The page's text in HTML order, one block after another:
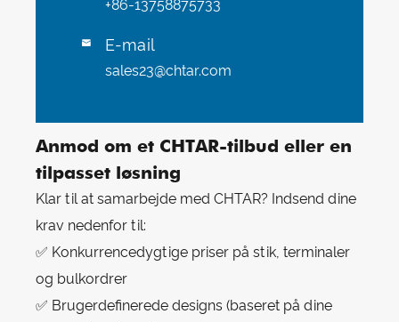
+86-13758875733
 E-mail
sales23@chtar.com
Anmod om et CHTAR-tilbud eller en
tilpasset løsning
Klar til at samarbejde med CHTAR? Indsend dine
krav nedenfor til:
✅ Konkurrencedygtige priser på stik, terminaler
og bulkordrer
✅ Brugerdefinerede designs (baseret på dine